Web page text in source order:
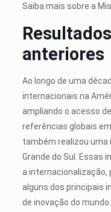
Saiba mais sobre a
anteriores
Ao longo de uma
internacionais na
ampliando o acesso
referências globais
também realizou uma
Grande do Sul. Essas
a
alguns dos principais
de inovação do mundo.